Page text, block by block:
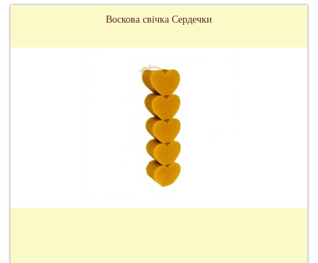
Воскова свічка Сердечки